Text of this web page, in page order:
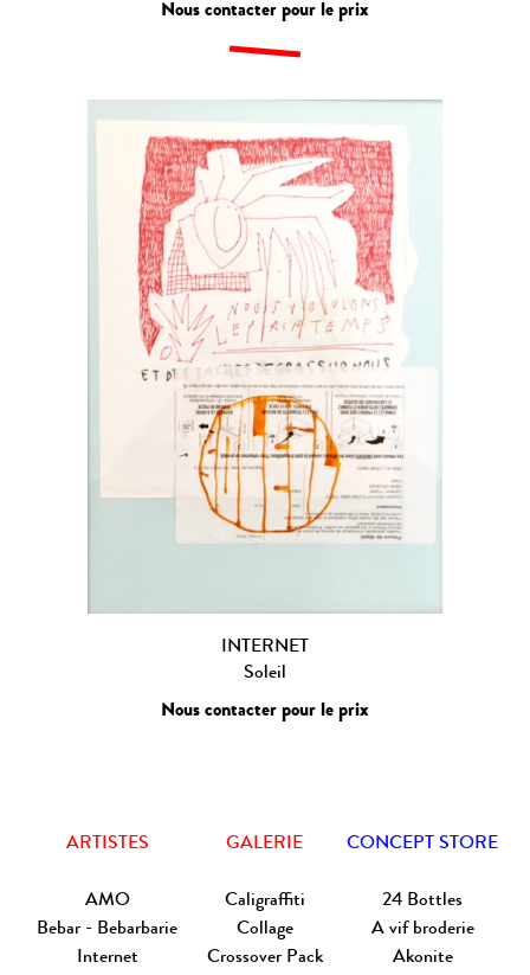
Nous contacter pour le prix
INTERNET
Soleil
Nous contacter pour le prix
ARTISTES
AMO
Bebar - Bebarbarie
Internet
GALERIE
Caligraffiti
Collage
Crossover Pack
CONCEPT STORE
24 Bottles
A vif broderie
Akonite